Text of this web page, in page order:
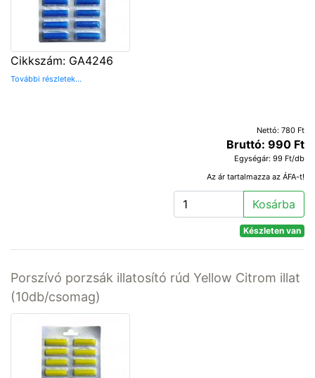
Cikkszám: GA4246
További részletek...
Nettó: 780 Ft
Bruttó: 990 Ft
Egységár: 99 Ft/db
Az ár tartalmazza az ÁFA-t!
Kosárba
Készleten van
Porszívó porzsák illatosító rúd Yellow Citrom illat
(10db/csomag)